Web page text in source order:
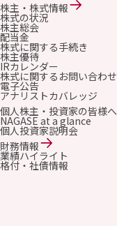
株主・株式情報
株式の状況
株主総会
配当金
株式に関する手続き
株主優待
IRカレンダー
株式に関するお問い合わせ
電子公告
アナリストカバレッジ
個人株主・投資家の皆様へ
NAGASE at a glance
個人投資家説明会
財務情報
業績ハイライト
格付・社債情報